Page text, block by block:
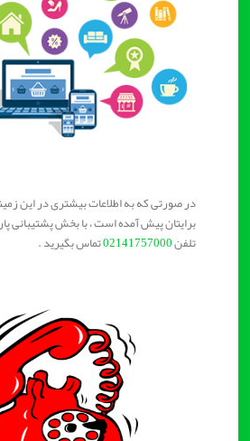
در صورتی که به اطلاعات بیشتری در این زمینه
برایتان پیش آمده است ، با بخش پشتیبانی
تلفن02141757000تماس بگیرید .